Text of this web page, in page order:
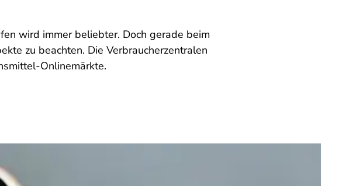
wird immer beliebter. Doch gerade beim
zu beachten. Die Verbraucherzentralen
Onlinemärkte.